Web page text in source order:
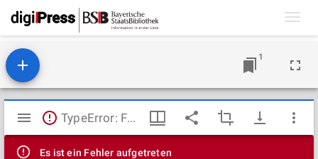
1
Mirador
Viewer
TypeError: Failed to fetch
Es ist ein Fehler aufgetreten